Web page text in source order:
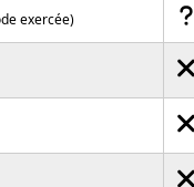
exercée)